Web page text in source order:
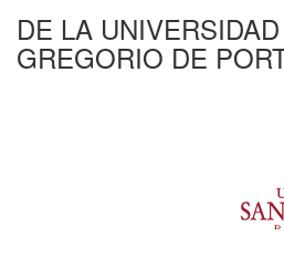
DE LA
GREGORIO DE